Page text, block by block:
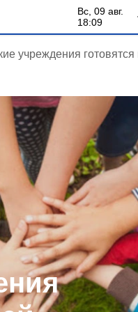
вс, 09 авг.
18:09
учреждения